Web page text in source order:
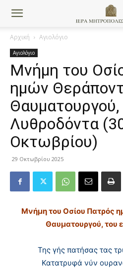
Αρχική Αγιολόγιο
Αγιολόγιο
Μνήμη του
ημών
Θαυματουργού,
Λυθροδόντα
Οκτωβρίου)
29 Οκτωβρίου 2025
Μνήμη του Οσίου Πατρός
Θαυματουργού, του
Της γής πατήσας τας
Κατατρυφά νύν